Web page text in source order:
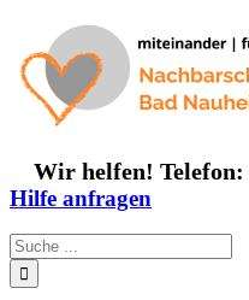
springen
Wir helfen! Telefon:
Hilfe anfragen
Suche
nach: